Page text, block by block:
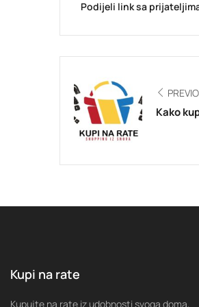
Podijeli link sa
Kako
Kupi na rate
Kupujte na rate iz udobnosti svoga doma,